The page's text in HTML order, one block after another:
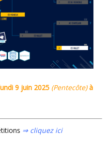
9 juin 2025 (Pentecôte)à
⇒ cliquez ici